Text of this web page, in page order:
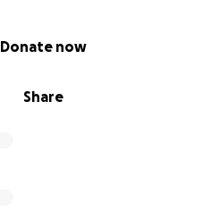
Share
Donate now